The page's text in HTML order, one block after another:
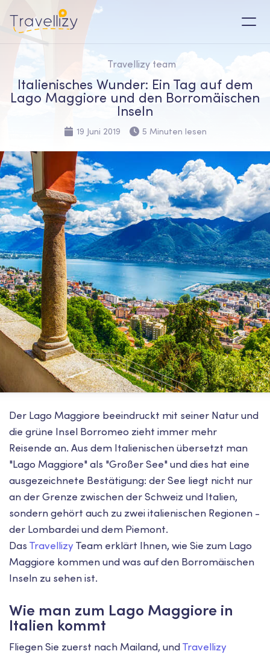
Travellizy team
Italienisches Wunder: Ein Tag auf dem
Lago Maggiore und den Borromäischen
Inseln
19 Juni 2019 5 Minuten lesen
Der Lago Maggiore beeindruckt mit seiner Natur und
die grüne Insel Borromeo zieht immer mehr
Reisende an. Aus dem Italienischen übersetzt man
"Lago Maggiore" als "Großer See" und dies hat eine
ausgezeichnete Bestätigung: der See liegt nicht nur
an der Grenze zwischen der Schweiz und Italien,
sondern gehört auch zu zwei italienischen Regionen -
der Lombardei und dem Piemont.
Das Travellizy Team erklärt Ihnen, wie Sie zum Lago
Maggiore kommen und was auf den Borromäischen
Inseln zu sehen ist.
Wie man zum Lago Maggiore in
Italien kommt
Fliegen Sie zuerst nach Mailand, undTravellizy